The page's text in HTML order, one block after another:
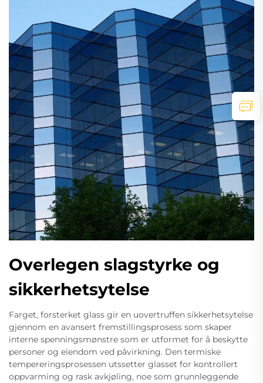
Overlegen slagstyrke og
sikkerhetsytelse
Farget, forsterket glass gir en uovertruffen sikkerhetsytelse
gjennom en avansert fremstillingsprosess som skaper
interne spenningsmønstre som er utformet for å beskytte
personer og eiendom ved påvirkning. Den termiske
tempereringsprosessen utssetter glasset for kontrollert
oppvarming og rask avkjøling, noe som grunnleggende